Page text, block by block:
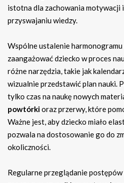
istotna dla zachowania motywacji
przyswajaniu wiedzy.
Wspólne ustalenie harmonogramu
zaangażować dziecko w proces
różne narzędzia, takie jak
wizualnie przedstawić plan nauki.
tylko czas na naukę nowych
powtórkioraz przerwy, które
Ważne jest, aby dziecko miało
pozwala na dostosowanie go do
okoliczności.
Regularne przeglądanie postępów